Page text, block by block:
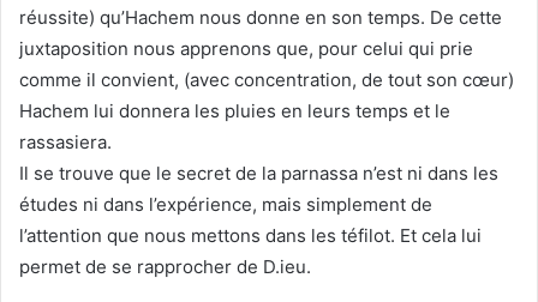
réussite) qu’Hachem nous donne en son temps. De cette
juxtaposition nous apprenons que, pour celui qui prie
comme il convient, (avec concentration, de tout son cœur)
Hachem lui donnera les pluies en leurs temps et le
rassasiera.
Il se trouve que le secret de la parnassa n’est ni dans les
études ni dans l’expérience, mais simplement de
l’attention que nous mettons dans les téfilot. Et cela lui
permet de se rapprocher de D.ieu.